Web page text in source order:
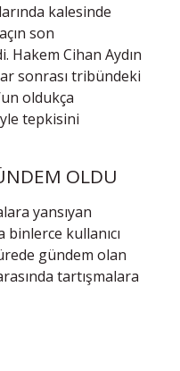
kalesinde
son
Hakem Cihan Aydın
sonrası tribündeki
oldukça
tepkisini
OLDU
yansıyan
kullanıcı
gündem olan
tartışmalara